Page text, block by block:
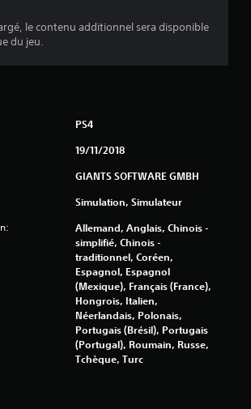
i
l
u
2
le contenu additionnel sera disponible
du jeu.
PS4
19/11/2018
GIANTS SOFTWARE GMBH
Simulation, Simulateur
Allemand, Anglais, Chinois -
simplifié, Chinois -
traditionnel, Coréen,
Espagnol, Espagnol
(Mexique), Français (France),
Hongrois, Italien,
Néerlandais, Polonais,
Portugais (Brésil), Portugais
(Portugal), Roumain, Russe,
Tchèque, Turc